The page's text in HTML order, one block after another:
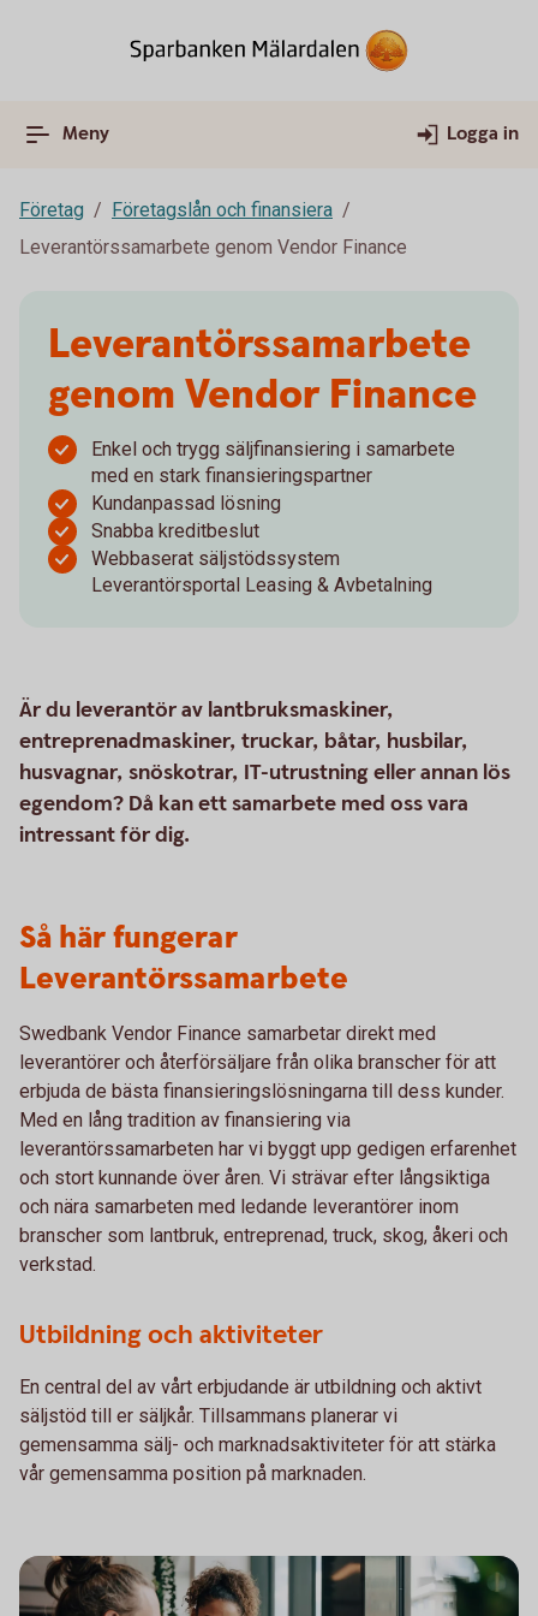
Meny Logga in
Företag
Företagslån och finansiera
Leverantörssamarbete genom Vendor Finance
Leverantörssamarbete
genom Vendor Finance
Enkel och trygg säljfinansiering i samarbete
med en stark finansieringspartner
Kundanpassad lösning
Snabba kreditbeslut
Webbaserat säljstödssystem
Leverantörsportal Leasing & Avbetalning
Är du leverantör av lantbruksmaskiner,
entreprenadmaskiner, truckar, båtar, husbilar,
husvagnar, snöskotrar, IT-utrustning eller annan lös
egendom? Då kan ett samarbete med oss vara
intressant för dig.
Så här fungerar
Leverantörssamarbete
Swedbank Vendor Finance samarbetar direkt med
leverantörer och återförsäljare från olika branscher för att
erbjuda de bästa finansieringslösningarna till dess kunder.
Med en lång tradition av finansiering via
leverantörssamarbeten har vi byggt upp gedigen erfarenhet
och stort kunnande över åren. Vi strävar efter långsiktiga
och nära samarbeten med ledande leverantörer inom
branscher som lantbruk, entreprenad, truck, skog, åkeri och
verkstad.
Utbildning och aktiviteter
En central del av vårt erbjudande är utbildning och aktivt
säljstöd till er säljkår. Tillsammans planerar vi
gemensamma sälj- och marknadsaktiviteter för att stärka
vår gemensamma position på marknaden.